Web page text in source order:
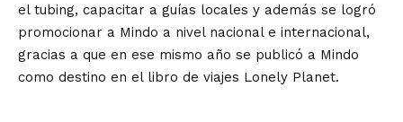
el tubing, capacitar a guías locales y además se logró
promocionar a Mindo a nivel nacional e internacional,
gracias a que en ese mismo año se publicó a Mindo
como destino en el libro de viajes Lonely Planet.